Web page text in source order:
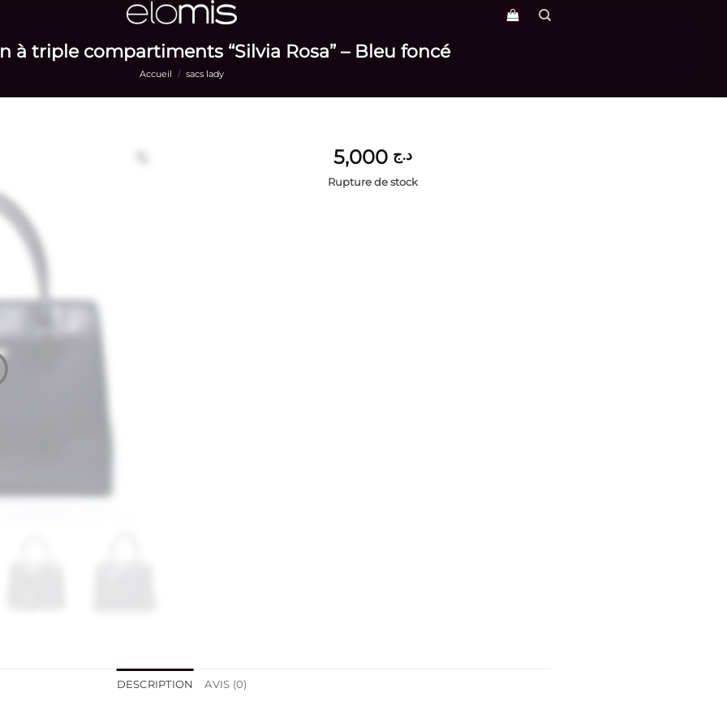
à triple compartiments “Silvia Rosa” – Bleu foncé
Accueil / sacs lady
د.ج 5,000
Rupture de stock
DESCRIPTION AVIS (0)